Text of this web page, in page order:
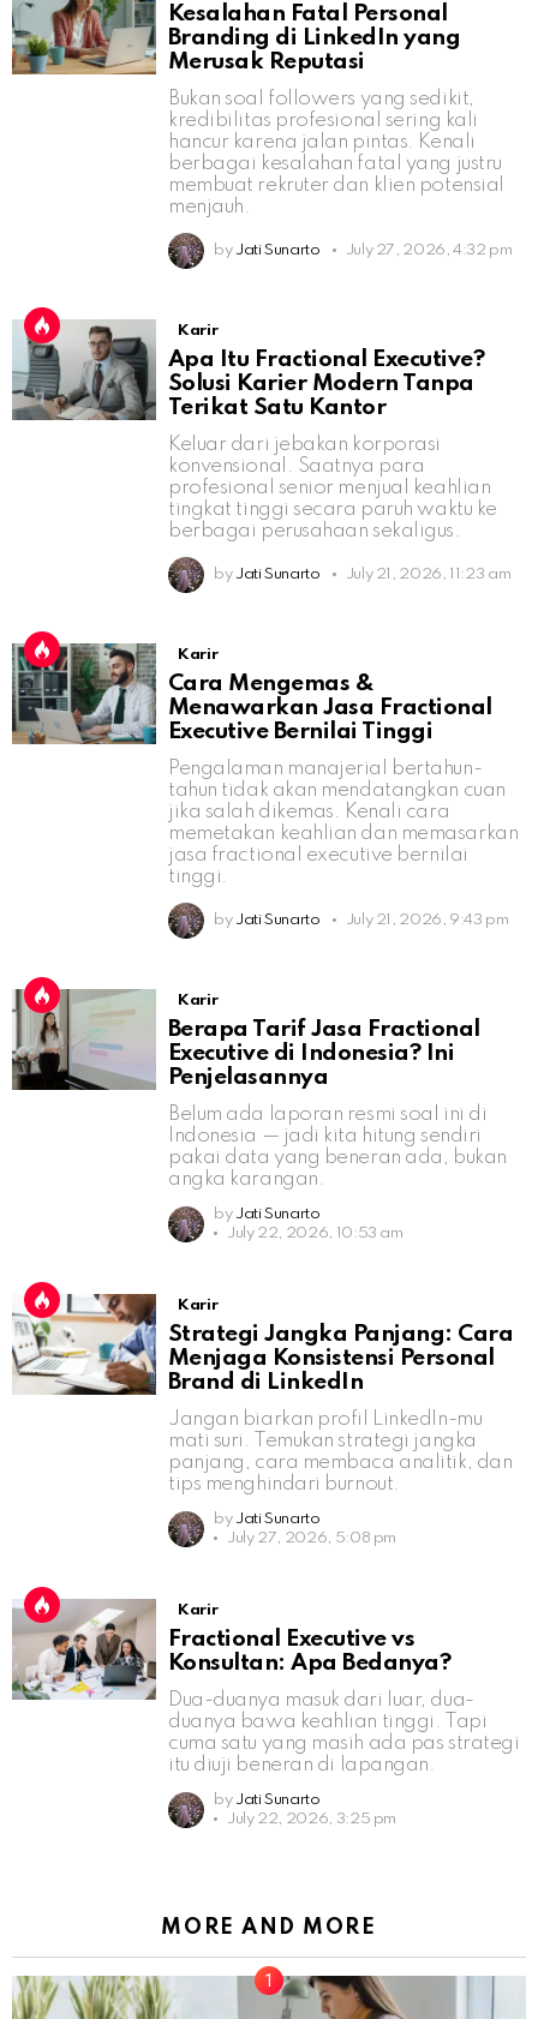
Kesalahan Fatal Personal
Branding di LinkedIn yang
Merusak Reputasi
Bukan soal followers yang sedikit,
kredibilitas profesional sering kali
hancur karena jalan pintas. Kenali
berbagai kesalahan fatal yang justru
membuat rekruter dan klien potensial
menjauh.
by Jati Sunarto July 27, 2026, 4:32 pm
Karir
Apa Itu Fractional Executive?
Solusi Karier Modern Tanpa
Terikat Satu Kantor
Keluar dari jebakan korporasi
konvensional. Saatnya para
profesional senior menjual keahlian
tingkat tinggi secara paruh waktu ke
berbagai perusahaan sekaligus.
by Jati Sunarto July 21, 2026, 11:23 am
Karir
Cara Mengemas &
Menawarkan Jasa Fractional
Executive Bernilai Tinggi
Pengalaman manajerial bertahun-
tahun tidak akan mendatangkan cuan
jika salah dikemas. Kenali cara
memetakan keahlian dan memasarkan
jasa fractional executive bernilai
tinggi.
by Jati Sunarto July 21, 2026, 9:43 pm
Karir
Berapa Tarif Jasa Fractional
Executive di Indonesia? Ini
Penjelasannya
Belum ada laporan resmi soal ini di
Indonesia — jadi kita hitung sendiri
pakai data yang beneran ada, bukan
angka karangan.
by Jati Sunarto
July 22, 2026, 10:53 am
Karir
Strategi Jangka Panjang: Cara
Menjaga Konsistensi Personal
Brand di LinkedIn
Jangan biarkan profil LinkedIn-mu
mati suri. Temukan strategi jangka
panjang, cara membaca analitik, dan
tips menghindari burnout.
by Jati Sunarto
July 27, 2026, 5:08 pm
Karir
Fractional Executive vs
Konsultan: Apa Bedanya?
Dua-duanya masuk dari luar, dua-
duanya bawa keahlian tinggi. Tapi
cuma satu yang masih ada pas strategi
itu diuji beneran di lapangan.
by Jati Sunarto
July 22, 2026, 3:25 pm
MORE AND MORE